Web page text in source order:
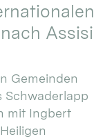
Assisi
Gemeinden
Schwaderlapp
mit Ingbert